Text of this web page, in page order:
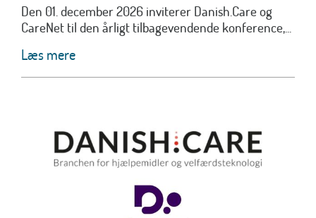
Den 01. december 2026 inviterer Danish.Care og
CareNet til den årligt tilbagevendende konference,...
Læs mere